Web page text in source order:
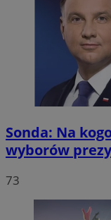
Sonda: Na
wyborów
73